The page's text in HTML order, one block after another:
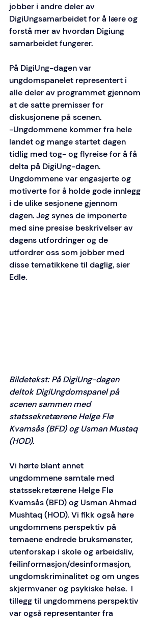
jobber i andre deler av
DigiUngsamarbeidet for å lære og
forstå mer av hvordan Digiung
samarbeidet fungerer.
På DigiUng-dagen var
ungdomspanelet representert i
alle deler av programmet gjennom
at de satte premisser for
diskusjonene på scenen.
-Ungdommene kommer fra hele
landet og mange startet dagen
tidlig med tog- og flyreise for å få
delta på DigiUng-dagen.
Ungdommene var engasjerte og
motiverte for å holde gode innlegg
i de ulike sesjonene gjennom
dagen. Jeg synes de imponerte
med sine presise beskrivelser av
dagens utfordringer og de
utfordrer oss som jobber med
disse tematikkene til daglig, sier
Edle.
Bildetekst: På DigiUng-dagen
deltok DigiUngdomspanel på
scenen sammen med
statssekretærene Helge Flø
Kvamsås (BFD) og Usman Mustaq
(HOD).
Vi hørte blant annet
ungdommene samtale med
statssekretærene Helge Flø
Kvamsås (BFD) og Usman Ahmad
Mushtaq (HOD). Vi fikk også høre
ungdommens perspektiv på
temaene endrede bruksmønster,
utenforskap i skole og arbeidsliv,
feilinformasjon/desinformasjon,
ungdomskriminalitet og om unges
skjermvaner og psykiske helse.  I
tillegg til ungdommens perspektiv
var også representanter fra